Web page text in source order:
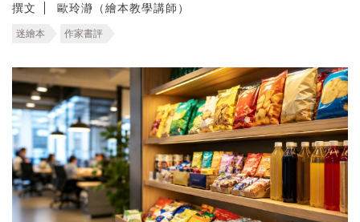
撰文 歐玲瀞（繪本教學講師）
迷繪本 作家書評